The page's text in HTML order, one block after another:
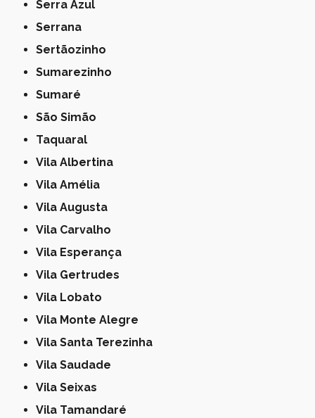
Serra Azul
Serrana
Sertãozinho
Sumarezinho
Sumaré
São Simão
Taquaral
Vila Albertina
Vila Amélia
Vila Augusta
Vila Carvalho
Vila Esperança
Vila Gertrudes
Vila Lobato
Vila Monte Alegre
Vila Santa Terezinha
Vila Saudade
Vila Seixas
Vila Tamandaré